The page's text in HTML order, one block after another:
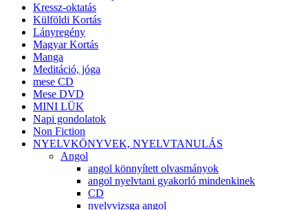
Kressz-oktatás
Külföldi Kortás
Lányregény
Magyar Kortás
Manga
Meditáció, jóga
mese CD
Mese DVD
MINI LÜK
Napi gondolatok
Non Fiction
NYELVKÖNYVEK, NYELVTANULÁS
Angol
angol könnyített olvasmányok
angol nyelvtani gyakorló mindenkinek
CD
nyelvvizsga angol